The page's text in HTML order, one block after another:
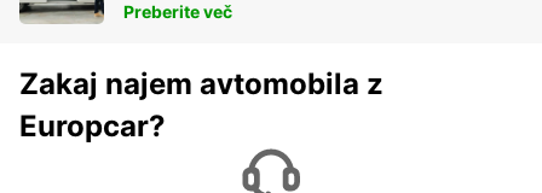
Preberite več
Zakaj najem avtomobila z
Europcar?